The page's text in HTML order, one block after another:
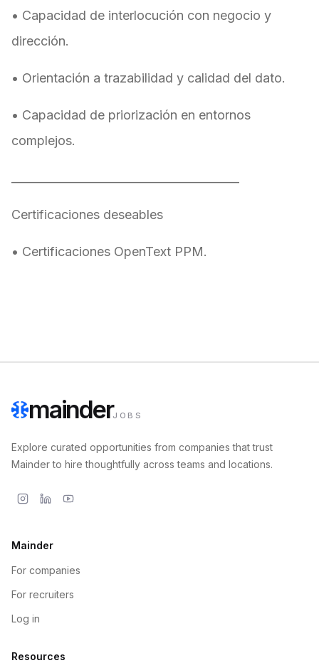
• Capacidad de interlocución con negocio y
dirección.
• Orientación a trazabilidad y calidad del dato.
• Capacidad de priorización en entornos
complejos.
Certificaciones deseables
• Certificaciones OpenText PPM.
mainderJOBS
Explore curated opportunities from companies that trust
Mainder to hire thoughtfully across teams and locations.
Mainder
For companies
For recruiters
Log in
Resources